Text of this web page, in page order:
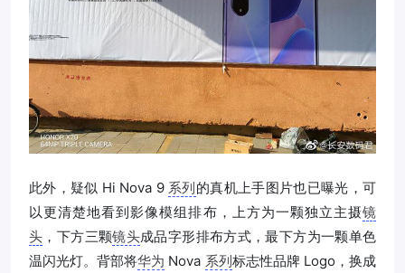
此外，疑似 Hi Nova 9 系列 的真机上手图片也已曝光，可
以更清楚地看到影像模组排布，上方为一颗独立主摄镜
头 ，下方三颗镜头成品字形排布方式，最下方为一颗单色
温闪光灯。背部将华为 Nova 系列 标志性品牌 Logo，换成